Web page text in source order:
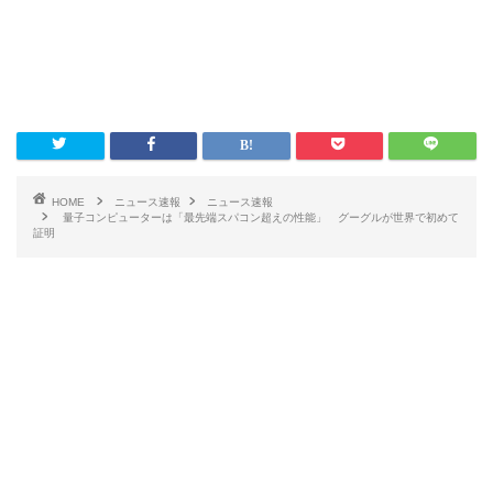
HOME ニュース速報
ニュース速報
量子コンピューターは「最先端スパコン超えの性能」 グーグルが世界で初めて
証明